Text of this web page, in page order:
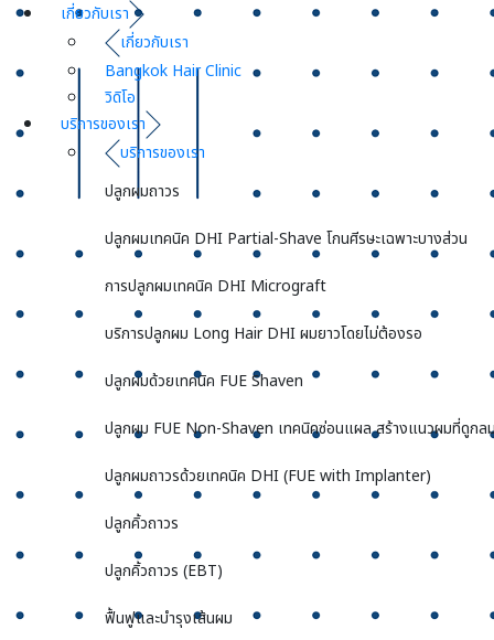
เกี่ยวกับเรา
เกี่ยวกับเรา
Bangkok Hair Clinic
วิดิโอ
บริการของเรา
บริการของเรา
ปลูกผมถาวร
ปลูกผมเทคนิค DHI Partial-Shave โกนศีรษะเฉพาะบางส่วน
การปลูกผมเทคนิค DHI Micrograft
บริการปลูกผม Long Hair DHI ผมยาวโดยไม่ต้องรอ
ปลูกผมด้วยเทคนิค FUE Shaven
ปลูกผม FUE Non-Shaven เทคนิคซ่อนแผล สร้างแนวผมที่ดูกล
ปลูกผมถาวรด้วยเทคนิค DHI (FUE with Implanter)
ปลูกคิ้วถาวร
ปลูกคิ้วถาวร (EBT)
ฟื้นฟูและบำรุงเส้นผม